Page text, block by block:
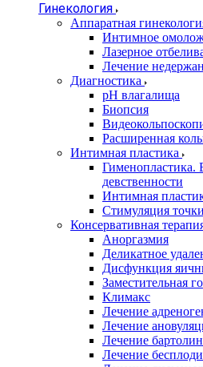
Гинекология
Аппаратная
Интимное
Лазерное
Лечение
Диагностика
pH влагалища
Биопсия
Расширенная
Интимная пластика
Гименопластика.
девственности
Интимная
Стимуляция
Консервативная
Аноргазмия
Деликатное
Дисфункция
Заместительная
Климакс
Лечение
Лечение
Лечение
Лечение